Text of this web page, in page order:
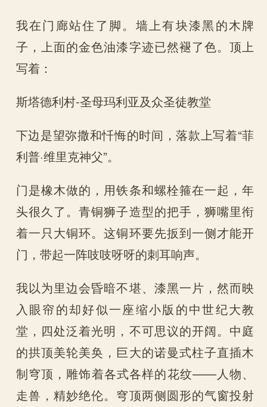
我在门廊站住了脚。墙上有块漆黑的木牌
子，上面的金色油漆字迹已然褪了色。顶上
写着：
斯塔德利村-圣母玛利亚及众圣徒教堂
下边是望弥撒和忏悔的时间，落款上写着“菲
利普·维里克神父”。
门是橡木做的，用铁条和螺栓箍在一起，年
头很久了。青铜狮子造型的把手，狮嘴里衔
着一只大铜环。这铜环要先扳到一侧才能开
门，带起一阵吱吱呀呀的刺耳响声。
我以为里边会昏暗不堪、漆黑一片，然而映
入眼帘的却好似一座缩小版的中世纪大教
堂，四处泛着光明，不可思议的开阔。中庭
的拱顶美轮美奂，巨大的诺曼式柱子直插木
制穹顶，雕饰着各式各样的花纹——人物、
走兽，精妙绝伦。穹顶两侧圆形的气窗投射